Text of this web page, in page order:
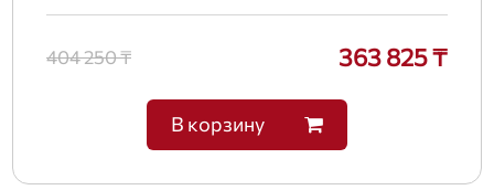
404 250 ₸ 363 825 ₸
В корзину